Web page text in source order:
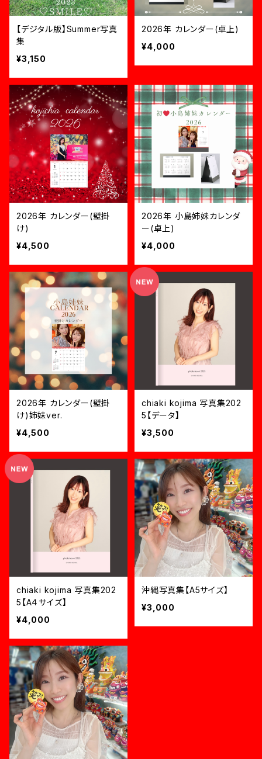
【デジタル版】Summer写真
集
¥3,150
2026年 カレンダー(卓上)
¥4,000
2026年 カレンダー(壁掛
け)
¥4,500
2026年 小島姉妹カレンダ
ー(卓上)
¥4,000
2026年 カレンダー(壁掛
け)姉妹ver.
¥4,500
chiaki kojima 写真集202
5【データ】
¥3,500
chiaki kojima 写真集202
5【A４サイズ】
¥4,000
沖縄写真集【A5サイズ】
¥3,000